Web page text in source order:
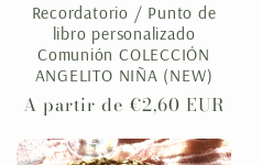
Recordatorio / Punto de
libro personalizado
Comunión COLECCIÓN
ANGELITO NIÑA (NEW)
Precio
A partir de €2,60 EUR